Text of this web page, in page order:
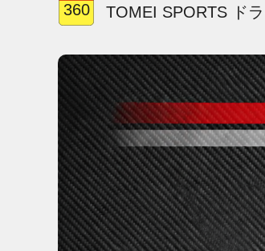
360 TOMEI SPORTS ド